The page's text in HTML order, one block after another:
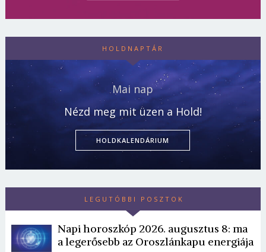
HOLDNAPTÁR
Mai nap
Nézd meg mit üzen a Hold!
HOLDKALENDÁRIUM
LEGUTÓBBI POSZTOK
Napi horoszkóp 2026. augusztus 8: ma
a legerősebb az Oroszlánkapu energiája